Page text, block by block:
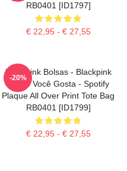
RB0401 [ID1797]
€ 22,95 - € 27,55
Blackpink Bolsas - Blackpink
Como Você Gosta - Spotify
Plaque All Over Print Tote Bag
RB0401 [ID1799]
€ 22,95 - € 27,55
-20%